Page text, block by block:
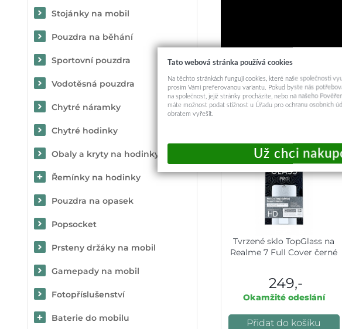
Stojánky na mobil
Pouzdra na běhání
Sportovní pouzdra
Vodotěsná pouzdra
Chytré náramky
Chytré hodinky
Obaly a kryty na hodinky
Řemínky na hodinky
Pouzdra na opasek
Popsocket
Prsteny držáky na mobil
Gamepady na mobil
Fotopříslušenství
Baterie do mobilu
Tvrzené sklo TopGlass na
Realme 7 Full Cover černé
249,-
Okamžité odeslání
Přidat do košíku
Tato webová stránka používá cookies
Na těchto stránkách fungují cookies, které naše společnosti
prosím Vámi preferovanou variantu. Pokud byste nás
na společnost, jejíž stránky procházíte, nebo na našeho
máte možnost podat stížnost u Úřadu pro ochranu osobních
obratem vyřešit.